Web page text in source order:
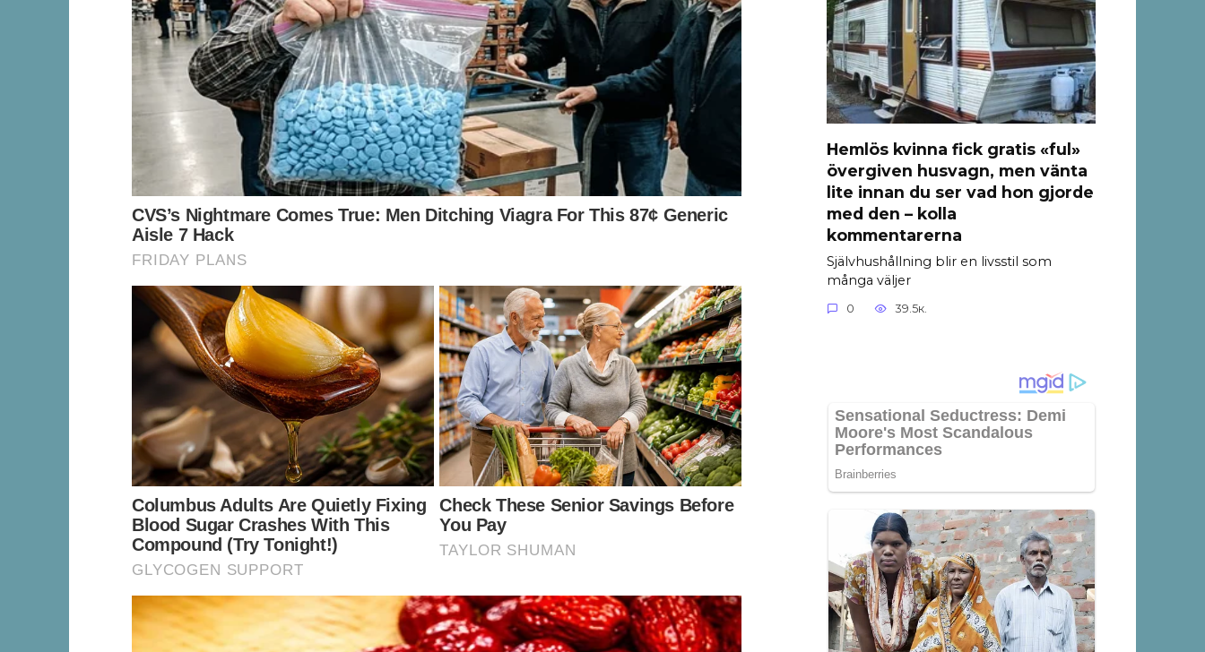
Hemlös kvinna fick gratis «ful»
övergiven husvagn, men vänta
lite innan du ser vad hon gjorde
med den – kolla
kommentarerna
Självhushållning blir en livsstil som
många väljer
0 39.5к.